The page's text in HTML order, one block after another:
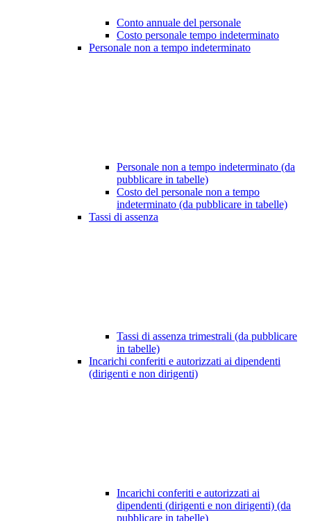
Conto annuale del personale
Costo personale tempo indeterminato
Personale non a tempo indeterminato
Personale non a tempo indeterminato (da
pubblicare in tabelle)
Costo del personale non a tempo
indeterminato (da pubblicare in tabelle)
Tassi di assenza
Tassi di assenza trimestrali (da pubblicare
in tabelle)
Incarichi conferiti e autorizzati ai dipendenti
(dirigenti e non dirigenti)
Incarichi conferiti e autorizzati ai
dipendenti (dirigenti e non dirigenti) (da
pubblicare in tabelle)